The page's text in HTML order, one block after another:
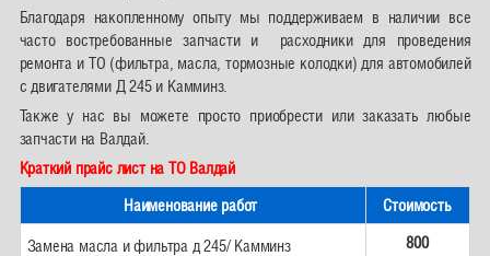
Благодаря накопленному опыту мы поддерживаем в наличии все
часто востребованные запчасти и расходники для проведения
ремонта и ТО (фильтра, масла, тормозные колодки) для автомобилей
с двигателями Д 245 и Камминз.
Также у нас вы можете просто приобрести или заказать любые
запчасти на Валдай.
Краткий прайс лист на ТО Валдай
Наименование работ
Стоимость
Замена масла и фильтра д 245/ Камминз 800